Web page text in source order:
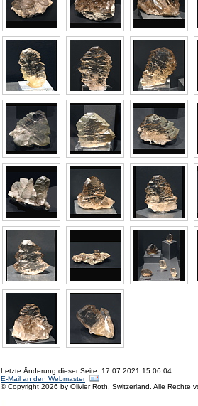
Letzte Änderung dieser Seite: 17.07.2021 15:06:04
E-Mail an den Webmaster
© Copyright 2026 by Olivier Roth, Switzerland. Alle Rechte